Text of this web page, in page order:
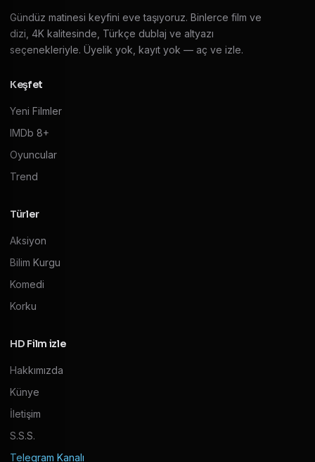
Gündüz matinesi keyfini eve taşıyoruz. Binlerce film ve
dizi, 4K kalitesinde, Türkçe dublaj ve altyazı
seçenekleriyle. Üyelik yok, kayıt yok — aç ve izle.
Keşfet
Yeni Filmler
IMDb 8+
Oyuncular
Trend
Türler
Aksiyon
Bilim Kurgu
Komedi
Korku
HD Film izle
Hakkımızda
Künye
İletişim
S.S.S.
Telegram Kanalı